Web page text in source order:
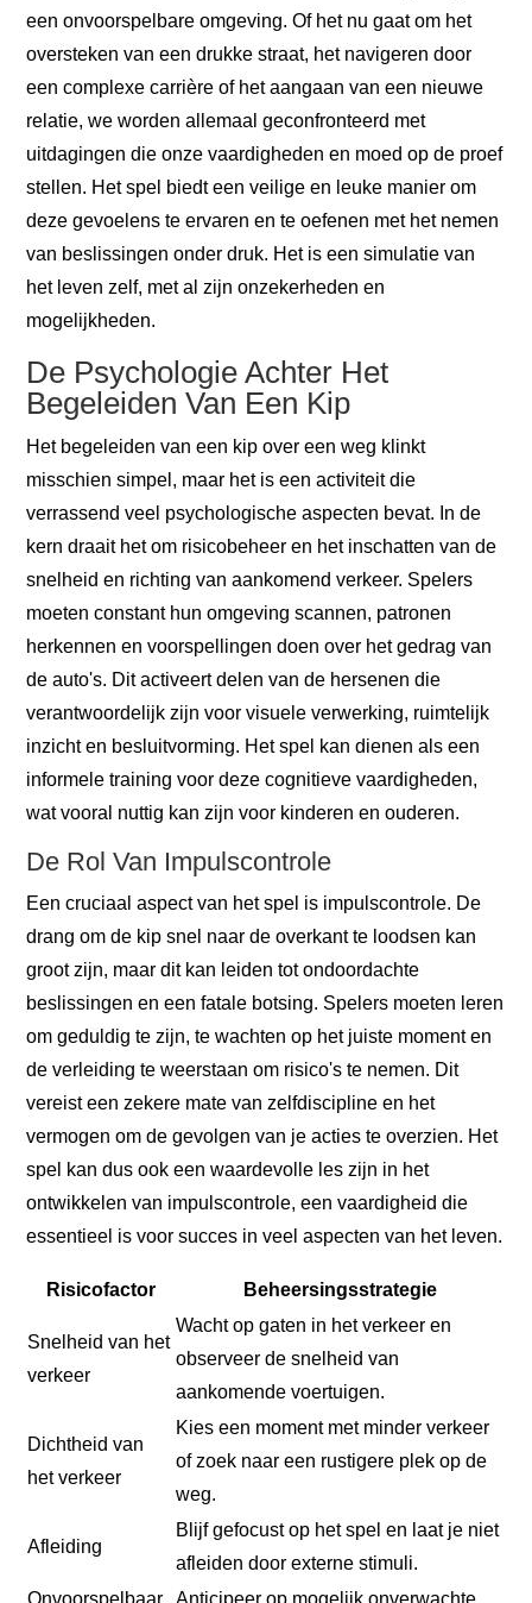
een onvoorspelbare omgeving. Of het nu gaat om het
oversteken van een drukke straat, het navigeren door
een complexe carrière of het aangaan van een nieuwe
relatie, we worden allemaal geconfronteerd met
uitdagingen die onze vaardigheden en moed op de proef
stellen. Het spel biedt een veilige en leuke manier om
deze gevoelens te ervaren en te oefenen met het nemen
van beslissingen onder druk. Het is een simulatie van
het leven zelf, met al zijn onzekerheden en
mogelijkheden.
De Psychologie Achter Het
Begeleiden Van Een Kip
Het begeleiden van een kip over een weg klinkt
misschien simpel, maar het is een activiteit die
verrassend veel psychologische aspecten bevat. In de
kern draait het om risicobeheer en het inschatten van de
snelheid en richting van aankomend verkeer. Spelers
moeten constant hun omgeving scannen, patronen
herkennen en voorspellingen doen over het gedrag van
de auto's. Dit activeert delen van de hersenen die
verantwoordelijk zijn voor visuele verwerking, ruimtelijk
inzicht en besluitvorming. Het spel kan dienen als een
informele training voor deze cognitieve vaardigheden,
wat vooral nuttig kan zijn voor kinderen en ouderen.
De Rol Van Impulscontrole
Een cruciaal aspect van het spel is impulscontrole. De
drang om de kip snel naar de overkant te loodsen kan
groot zijn, maar dit kan leiden tot ondoordachte
beslissingen en een fatale botsing. Spelers moeten leren
om geduldig te zijn, te wachten op het juiste moment en
de verleiding te weerstaan om risico's te nemen. Dit
vereist een zekere mate van zelfdiscipline en het
vermogen om de gevolgen van je acties te overzien. Het
spel kan dus ook een waardevolle les zijn in het
ontwikkelen van impulscontrole, een vaardigheid die
essentieel is voor succes in veel aspecten van het leven.
Risicofactor Beheersingsstrategie
Snelheid van het
verkeer
Wacht op gaten in het verkeer en
observeer de snelheid van
aankomende voertuigen.
Dichtheid van
het verkeer
Kies een moment met minder verkeer
of zoek naar een rustigere plek op de
weg.
Afleiding
Blijf gefocust op het spel en laat je niet
afleiden door externe stimuli.